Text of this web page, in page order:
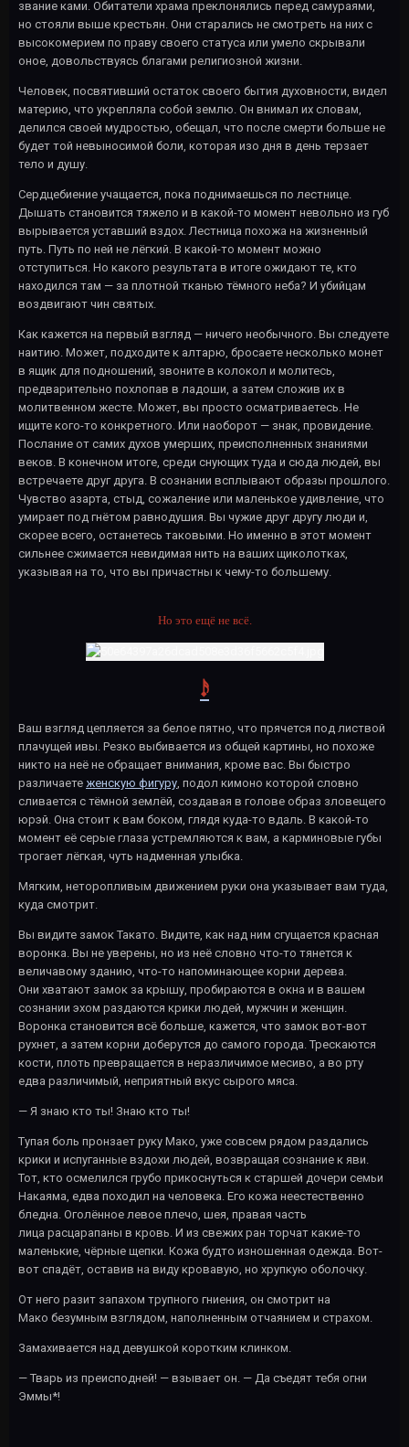
звание ками. Обитатели храма преклонялись перед самураями,
но стояли выше крестьян. Они старались не смотреть на них с
высокомерием по праву своего статуса или умело скрывали
оное, довольствуясь благами религиозной жизни.
Человек, посвятивший остаток своего бытия духовности, видел
материю, что укрепляла собой землю. Он внимал их словам,
делился своей мудростью, обещал, что после смерти больше не
будет той невыносимой боли, которая изо дня в день терзает
тело и душу.
Сердцебиение учащается, пока поднимаешься по лестнице.
Дышать становится тяжело и в какой-то момент невольно из губ
вырывается уставший вздох. Лестница похожа на жизненный
путь. Путь по ней не лёгкий. В какой-то момент можно
отступиться. Но какого результата в итоге ожидают те, кто
находился там — за плотной тканью тёмного неба? И убийцам
воздвигают чин святых.
Как кажется на первый взгляд — ничего необычного. Вы следуете
наитию. Может, подходите к алтарю, бросаете несколько монет
в ящик для подношений, звоните в колокол и молитесь,
предварительно похлопав в ладоши, а затем сложив их в
молитвенном жесте. Может, вы просто осматриваетесь. Не
ищите кого-то конкретного. Или наоборот — знак, провидение.
Послание от самих духов умерших, преисполненных знаниями
веков. В конечном итоге, среди снующих туда и сюда людей, вы
встречаете друг друга. В сознании всплывают образы прошлого.
Чувство азарта, стыд, сожаление или маленькое удивление, что
умирает под гнётом равнодушия. Вы чужие друг другу люди и,
скорее всего, останетесь таковыми. Но именно в этот момент
сильнее сжимается невидимая нить на ваших щиколотках,
указывая на то, что вы причастны к чему-то большему.
Но это ещё не всё.
𝆺𝅥𝅯
Ваш взгляд цепляется за белое пятно, что прячется под листвой
плачущей ивы. Резко выбивается из общей картины, но похоже
никто на неё не обращает внимания, кроме вас. Вы быстро
различаете женскую фигуру , подол кимоно которой словно
сливается с тёмной землёй, создавая в голове образ зловещего
юрэй. Она стоит к вам боком, глядя куда-то вдаль. В какой-то
момент её серые глаза устремляются к вам, а карминовые губы
трогает лёгкая, чуть надменная улыбка.
Мягким, неторопливым движением руки она указывает вам туда,
куда смотрит.
Вы видите замок Такато. Видите, как над ним сгущается красная
воронка. Вы не уверены, но из неё словно что-то тянется к
величавому зданию, что-то напоминающее корни дерева.
Они хватают замок за крышу, пробираются в окна и в вашем
сознании эхом раздаются крики людей, мужчин и женщин.
Воронка становится всё больше, кажется, что замок вот-вот
рухнет, а затем корни доберутся до самого города. Трескаются
кости, плоть превращается в неразличимое месиво, а во рту
едва различимый, неприятный вкус сырого мяса.
— Я знаю кто ты! Знаю кто ты!
Тупая боль пронзает руку Мако, уже совсем рядом раздались
крики и испуганные вздохи людей, возвращая сознание к яви.
Тот, кто осмелился грубо прикоснуться к старшей дочери семьи
Накаяма, едва походил на человека. Его кожа неестественно
бледна. Оголённое левое плечо, шея, правая часть
лица расцарапаны в кровь. И из свежих ран торчат какие-то
маленькие, чёрные щепки. Кожа будто изношенная одежда. Вот-
вот спадёт, оставив на виду кровавую, но хрупкую оболочку.
От него разит запахом трупного гниения, он смотрит на
Мако безумным взглядом, наполненным отчаянием и страхом.
Замахивается над девушкой коротким клинком.
— Тварь из преисподней! — взывает он. — Да съедят тебя огни
Эммы*!